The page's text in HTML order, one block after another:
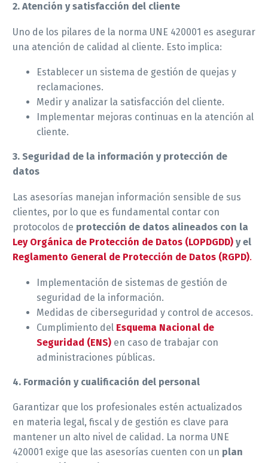
2. Atención y satisfacción del cliente
Uno de los pilares de la norma UNE 420001 es asegurar
una atención de calidad al cliente. Esto implica:
Establecer un sistema de gestión de quejas y
reclamaciones.
Medir y analizar la satisfacción del cliente.
Implementar mejoras continuas en la atención al
cliente.
3. Seguridad de la información y protección de
datos
Las asesorías manejan información sensible de sus
clientes, por lo que es fundamental contar con
protocolos de protección de datos alineados con la
Ley Orgánica de Protección de Datos (LOPDGDD) y el
Reglamento General de Protección de Datos (RGPD).
Implementación de sistemas de gestión de
seguridad de la información.
Medidas de ciberseguridad y control de accesos.
Cumplimiento del Esquema Nacional de
Seguridad (ENS) en caso de trabajar con
administraciones públicas.
4. Formación y cualificación del personal
Garantizar que los profesionales estén actualizados
en materia legal, fiscal y de gestión es clave para
mantener un alto nivel de calidad. La norma UNE
420001 exige que las asesorías cuenten con un plan